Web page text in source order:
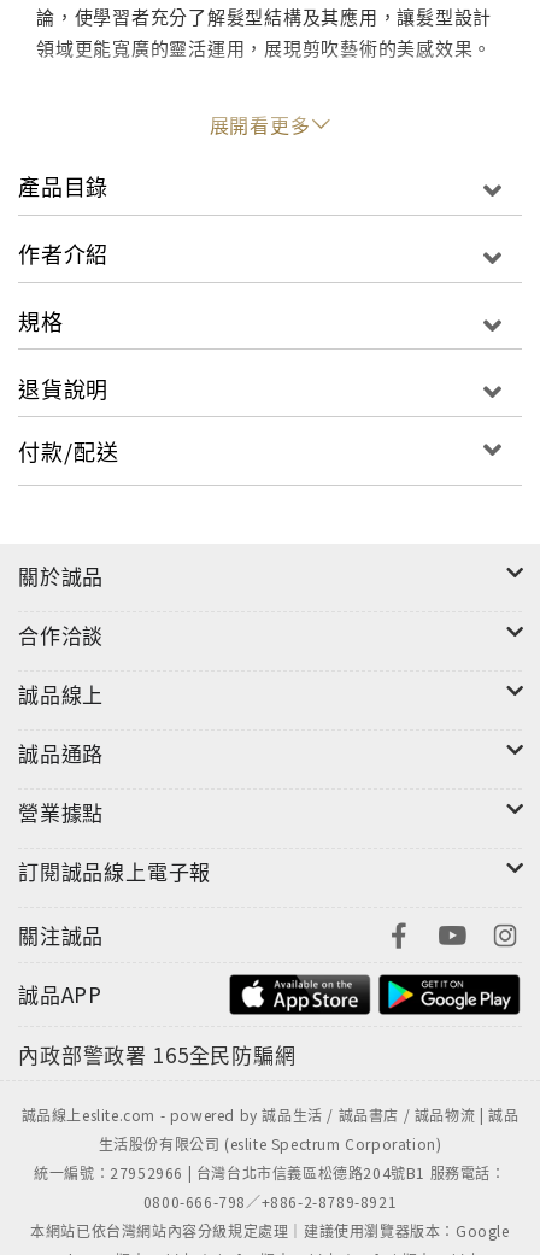
論，使學習者充分了解髮型結構及其應用，讓髮型設計
領域更能寬廣的靈活運用，展現剪吹藝術的美感效果。
本書作者集三十多年教學經驗，彙整、撰寫出此書，內
容著重系統化的分類、編排和分析，1至6章為理論說
明，7至12章為實務操作，每章均附學習評量以達學習
效能，以易學、易懂、易吸收的方式編寫；教師可依教
流程學習，均可增加學習效益。適合四技、二專、二技
使用，更可作為現今美髮、能力本位的指標性課本。
第三版全面更新書中照片與圖片，符合勞動部勞動力發
展署公布之考試規格，並對內文再加修潤，讓讀者閱讀
時更容易理解。
本書是為教學目的編寫的教科書，習題解答僅提供給授
展開看更多
產品目錄
作者介紹
規格
退貨說明
付款/配送
關於誠品
合作洽談
誠品線上
誠品通路
營業據點
訂閱誠品線上電子報
關注誠品
誠品APP
內政部警政署 165全民防騙網
誠品線上eslite.com - powered by 誠品生活 / 誠品書店 / 誠品物流 | 誠品
生活股份有限公司 (eslite Spectrum Corporation)
統一編號：27952966 | 台灣台北市信義區松德路204號B1 服務電話：
0800-666-798／+886-2-8789-8921
本網站已依台灣網站內容分級規定處理｜建議使用瀏覽器版本：Google